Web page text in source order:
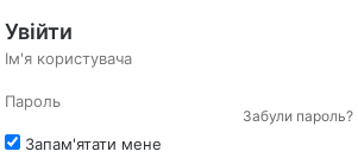
Увійти
Забули пароль?
Запам'ятати мене